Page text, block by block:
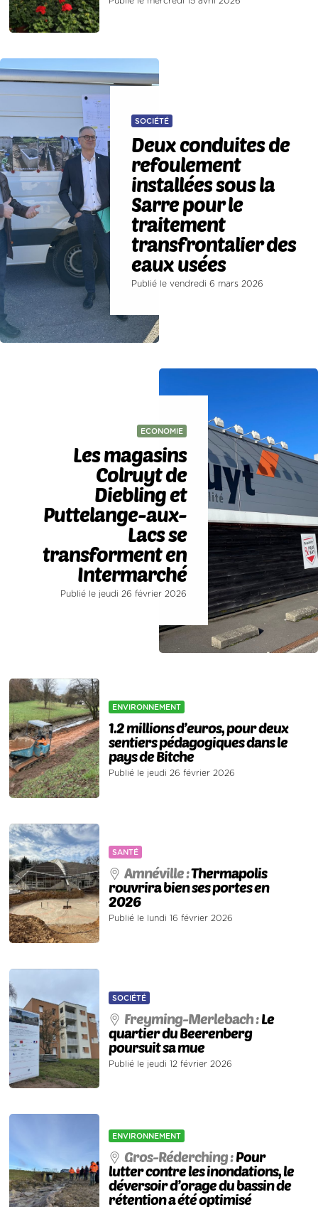
SOCIÉTÉ
Deux conduites de
refoulement
installées sous la
Sarre pour le
traitement
transfrontalier des
eaux usées
Publié le vendredi 6 mars 2026
ECONOMIE
Les magasins
Colruyt de
Diebling et
Puttelange-aux-
Lacs se
transforment en
Intermarché
Publié le jeudi 26 février 2026
ENVIRONNEMENT
1.2 millions d’euros, pour deux
sentiers pédagogiques dans le
pays de Bitche
Publié le jeudi 26 février 2026
SANTÉ
Amnéville :Thermapolis
rouvrira bien ses portes en
2026
Publié le lundi 16 février 2026
SOCIÉTÉ
Freyming-Merlebach :Le
quartier du Beerenberg
poursuit sa mue
Publié le jeudi 12 février 2026
ENVIRONNEMENT
Gros-Réderching :Pour
lutter contre les inondations, le
déversoir d’orage du bassin de
rétention a été optimisé